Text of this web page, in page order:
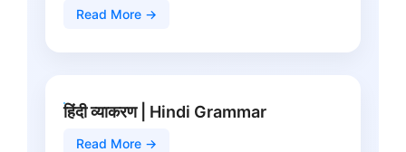
Read More →
हिंदी व्याकरण | Hindi Grammar
Read More →